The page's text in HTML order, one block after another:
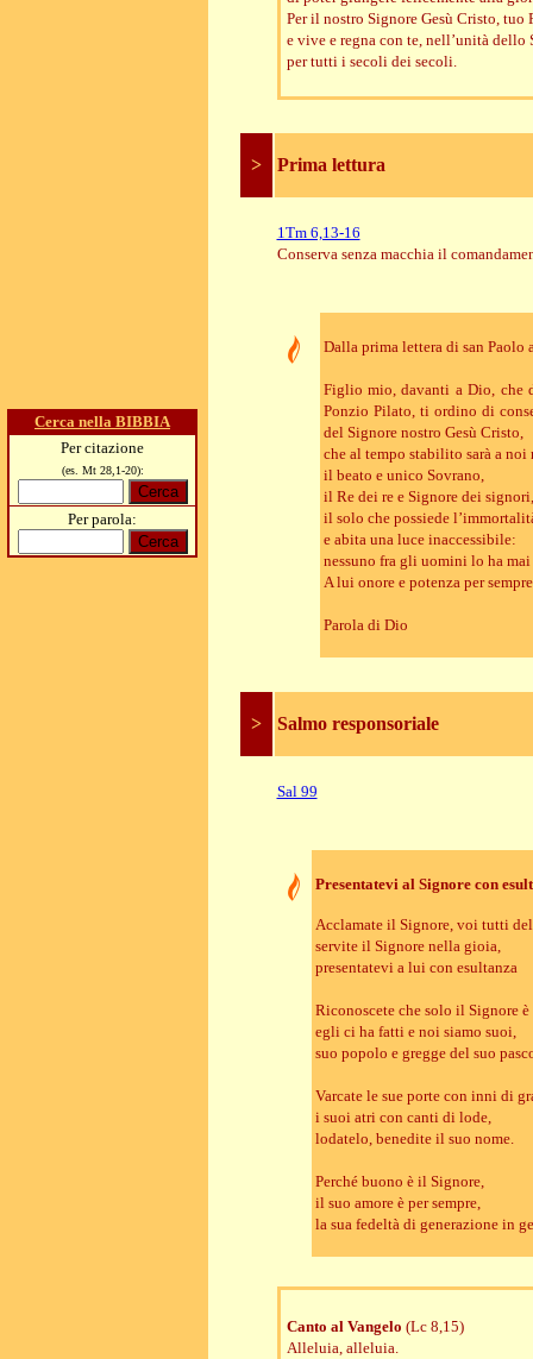
Cerca nella BIBBIA
Per citazione
(es. Mt 28,1-20):
Per parola:
Per il nostro Signore Gesù Cristo, tuo
e vive e regna con te, nell’unità dello
per tutti i secoli dei secoli.
> Prima lettura
1Tm 6,13-16
Conserva senza macchia il
Dalla prima lettera di san Paolo
Figlio mio, davanti a Dio, che
Ponzio Pilato, ti ordino di
del Signore nostro Gesù Cristo,
che al tempo stabilito sarà a noi
il beato e unico Sovrano,
il Re dei re e Signore dei signori,
il solo che possiede
e abita una luce inaccessibile:
nessuno fra gli uomini lo ha
A lui onore e potenza per
Parola di Dio
> Salmo responsoriale
Sal 99
Presentatevi al Signore con
Acclamate il Signore, voi tutti
servite il Signore nella gioia,
presentatevi a lui con esultanza
Riconoscete che solo il Signore
egli ci ha fatti e noi siamo suoi,
suo popolo e gregge del suo
Varcate le sue porte con inni di
i suoi atri con canti di lode,
lodatelo, benedite il suo nome.
Perché buono è il Signore,
il suo amore è per sempre,
la sua fedeltà di generazione in
Canto al Vangelo (Lc 8,15)
Alleluia, alleluia.